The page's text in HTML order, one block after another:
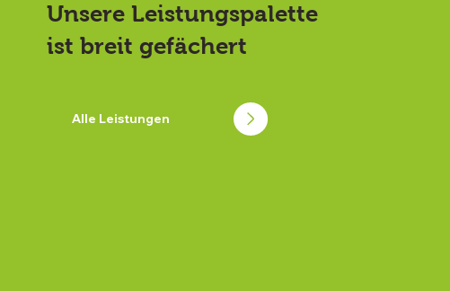
Unsere Leistungspalette
ist breit gefächert
Alle Leistungen